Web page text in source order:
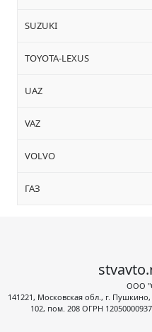
SUZUKI
TOYOTA-LEXUS
UAZ
VAZ
VOLVO
ГАЗ
ООО
141221, Московская обл., г.
102, пом. 208 ОГРН